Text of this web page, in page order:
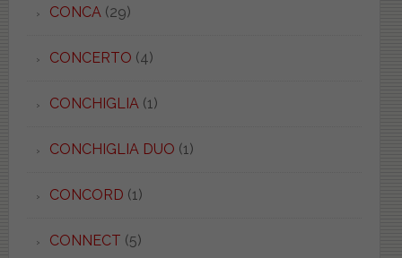
CONCA (29)
CONCERTO (4)
CONCHIGLIA (1)
CONCHIGLIA DUO (1)
CONCORD (1)
CONNECT (5)